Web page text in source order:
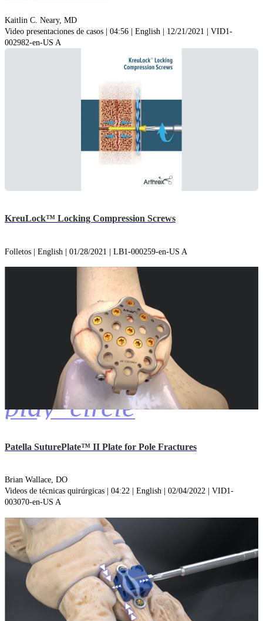
Kaitlin C. Neary, MD
Video presentaciones de casos | 04:56 | English | 12/21/2021 | VID1-
002982-en-US A
KreuLock™ Locking Compression Screws
Folletos | English | 01/28/2021 | LB1-000259-en-US A
play_circle
Patella SuturePlate™ II Plate for Pole Fractures
Brian Wallace, DO
Videos de técnicas quirúrgicas | 04:22 | English | 02/04/2022 | VID1-
003070-en-US A